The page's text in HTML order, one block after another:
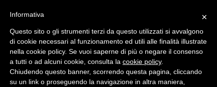
Mobile
Belkin lancia i primi
accessori Lightning
di Alessandro Moretti
×
Informativa
Questo sito o gli strumenti terzi da questo utilizzati si avvalgono
di cookie necessari al funzionamento ed utili alle finalità illustrate
nella cookie policy. Se vuoi saperne di più o negare il consenso
a tutti o ad alcuni cookie, consulta la cookie policy.
Chiudendo questo banner, scorrendo questa pagina, cliccando
su un link o proseguendo la navigazione in altra maniera,